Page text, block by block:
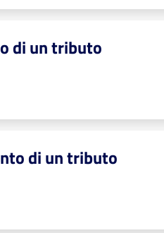
di un tributo
di un tributo